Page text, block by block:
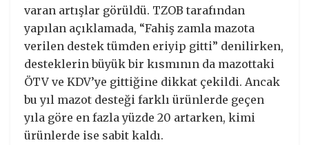
varan artışlar görüldü. TZOB tarafından
yapılan açıklamada, “Fahiş zamla mazota
verilen destek tümden eriyip gitti” denilirken,
desteklerin büyük bir kısmının da mazottaki
ÖTV ve KDV’ye gittiğine dikkat çekildi. Ancak
bu yıl mazot desteği farklı ürünlerde geçen
yıla göre en fazla yüzde 20 artarken, kimi
ürünlerde ise sabit kaldı.